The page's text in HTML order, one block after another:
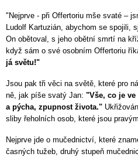
"Nejprve - při Offertoriu mše svaté –
Ludolf Kartuzián, abychom se spojili,
On obětoval, s jeho obětní smrtí na
když sám o své osobním Offertoriu
já světu!"
Jsou pak tři věci na světě, které pro
ně, jak píše svatý Jan: "Vše, co je
a pýcha, zpupnost života."
sliby řeholních osob, které jsou
Nejprve jde o mučednictví, které
časných tužeb, druhý stupeň